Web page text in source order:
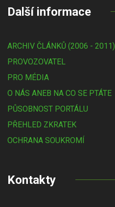
Další informace
ARCHIV ČLÁNKŮ (2006 - 2011)
PROVOZOVATEL
PRO MÉDIA
O NÁS ANEB NA CO SE PTÁTE
PŮSOBNOST PORTÁLU
PŘEHLED ZKRATEK
OCHRANA SOUKROMÍ
Kontakty